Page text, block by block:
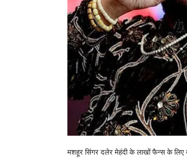
मशहूर सिंगर दलेर मेहंदी के लाखों फैन्स के लिए